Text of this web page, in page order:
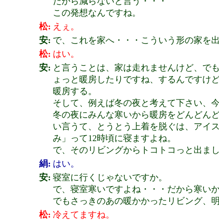
この発想なんですね。
松: えぇ。
安: で、これを家へ・・・こういう形の家を
松: はい。
安: と言うことは、家は走れませんけど、で
ょっと暖房したりですね、するんですけ
暖房する。
そして、例えば冬の夜と考えて下さい、
冬の夜にみんな寒いから暖房をどんどん
い言うて、とうとう上着を脱ぐは、アイ
み」って12時頃に寝ますよね。
で、そのリビングからトコトコっと出ま
絹: はい。
安: 寝室に行くじゃないですか。
で、寝室寒いですよね・・・だから寒い
でもさっきのあの暖かかったリビング、
松: 冷えてますね。